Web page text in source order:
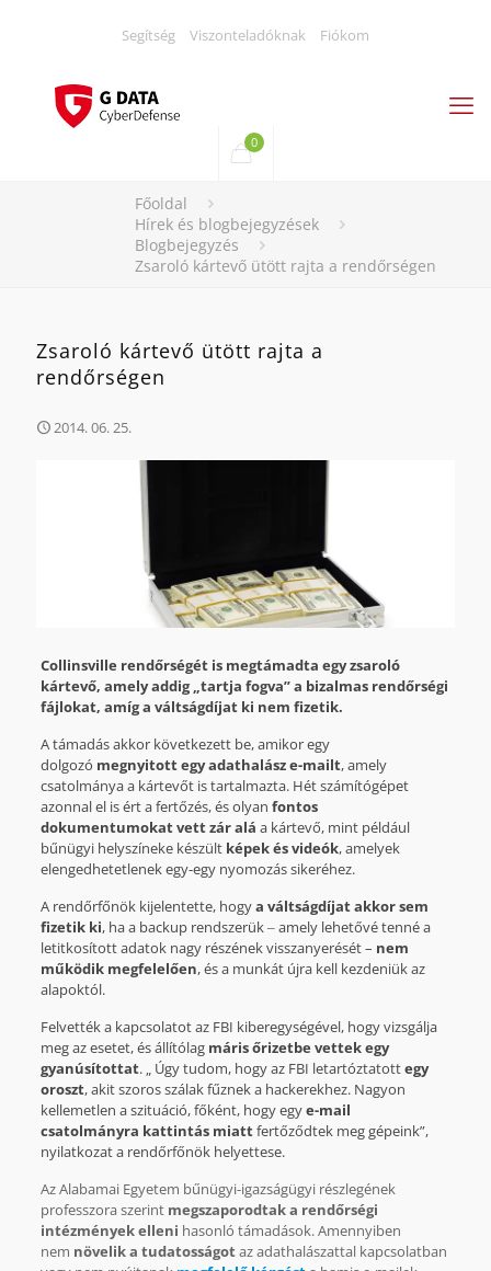
Segítség Viszonteladóknak Fiókom
0
Főoldal
Hírek és blogbejegyzések
Blogbejegyzés
Zsaroló kártevő ütött rajta a rendőrségen
Zsaroló kártevő ütött rajta a
rendőrségen
2014. 06. 25.
Collinsville rendőrségét is megtámadta egy zsaroló
kártevő, amely addig „tartja fogva” a bizalmas rendőrségi
fájlokat, amíg a váltságdíjat ki nem fizetik.
A támadás akkor következett be, amikor egy
dolgozó megnyitott egy adathalász e-mailt, amely
csatolmánya a kártevőt is tartalmazta. Hét számítógépet
azonnal el is ért a fertőzés, és olyan fontos
dokumentumokat vett zár alá a kártevő, mint például
bűnügyi helyszíneke készült képek és videók, amelyek
elengedhetetlenek egy-egy nyomozás sikeréhez.
A rendőrfőnök kijelentette, hogya váltságdíjat akkor sem
fizetik ki, ha a backup rendszerük ‒ amely lehetővé tenné a
letitkosított adatok nagy részének visszanyerését – nem
működik megfelelően, és a munkát újra kell kezdeniük az
alapoktól.
Felvették a kapcsolatot az FBI kiberegységével, hogy vizsgálja
meg az esetet, és állítólag máris őrizetbe vettek egy
gyanúsítottat. „ Úgy tudom, hogy az FBI letartóztatottegy
oroszt, akit szoros szálak fűznek a hackerekhez. Nagyon
kellemetlen a szituáció, főként, hogy egye-mail
csatolmányra kattintás miattfertőződtek meg gépeink”,
nyilatkozat a rendőrfőnök helyettese.
Az Alabamai Egyetem bűnügyi-igazságügyi részlegének
professzora szerint megszaporodtak a rendőrségi
intézmények elleni hasonló támadások. Amennyiben
nem növelik a tudatosságotaz adathalászattal kapcsolatban